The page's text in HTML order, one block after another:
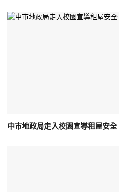
中市地政局走入校園宣導租屋安